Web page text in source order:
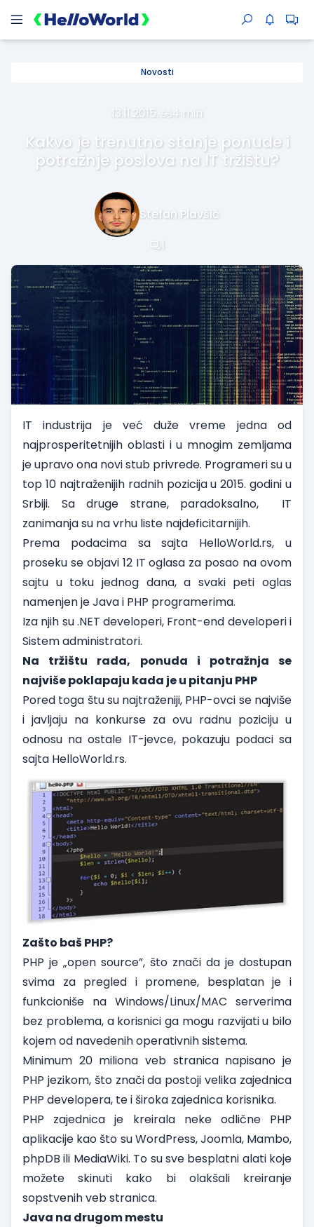
Novosti
13.11.2015. 4 min
Kakvo je trenutno stanje ponude i
potražnje poslova na IT tržištu?
Stefan Plavšić
1
IT industrija je već duže vreme jedna od
najprosperitetnijih oblasti i u mnogim zemljama
je upravo ona novi stub privrede. Programeri su u
top 10 najtraženijih radnih pozicija u 2015. godini u
Srbiji. Sa druge strane, paradoksalno, IT
zanimanja su na vrhu liste najdeficitarnijih.
Prema podacima sa sajta HelloWorld.rs, u
proseku se objavi 12 IT oglasa za posao na ovom
sajtu u toku jednog dana, a svaki peti oglas
namenjen je Java i PHP programerima.
Iza njih su .NET developeri, Front-end developeri i
Sistem administratori.
Na tržištu rada, ponuda i potražnja se
najviše poklapaju kada je u pitanju PHP
Pored toga štu su najtraženiji, PHP-ovci se najviše
i javljaju na konkurse za ovu radnu poziciju u
odnosu na ostale IT-jevce, pokazuju podaci sa
sajta HelloWorld.rs.
Zašto baš PHP?
PHP je „open source”, što znači da je dostupan
svima za pregled i promene, besplatan je i
funkcioniše na Windows/Linux/MAC serverima
bez problema, a korisnici ga mogu razvijati u bilo
kojem od navedenih operativnih sistema.
Minimum 20 miliona veb stranica napisano je
PHP jezikom, što znači da postoji velika zajednica
PHP developera, te i široka zajednica korisnika.
PHP zajednica je kreirala neke odlične PHP
aplikacije kao što su WordPress, Joomla, Mambo,
phpDB ili MediaWiki. To su sve besplatni alati koje
možete skinuti kako bi olakšali kreiranje
sopstvenih veb stranica.
Java na drugom mestu